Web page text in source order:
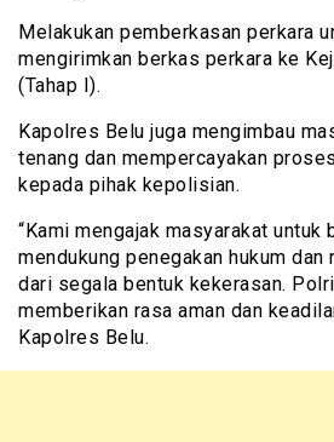
Melakukan pemberkasan perkara
mengirimkan berkas perkara ke
(Tahap I).
Kapolres Belu juga mengimbau
tenang dan mempercayakan
kepada pihak kepolisian.
“Kami mengajak masyarakat untuk
mendukung penegakan hukum dan
dari segala bentuk kekerasan.
memberikan rasa aman dan
Kapolres Belu.